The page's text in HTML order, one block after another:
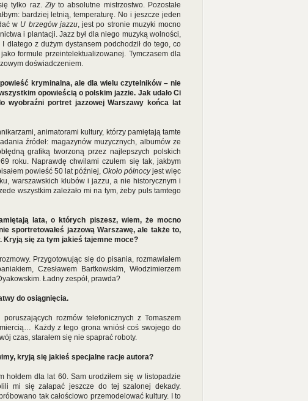
się tylko raz.Złyto absolutne mistrzostwo. Pozostałe
bardziej letnią, temperaturę. No i jeszcze jeden
w U brzegów jazzu, jest po stronie muzyki mocno
i plantacji. Jazz był dla niego muzyką wolności,
dlatego z dużym dystansem podchodził do tego, co
formule przeintelektualizowanej. Tymczasem dla
doświadczeniem.
kryminalna, ale dla wielu czytelników – nie
opowieścią o polskim jazzie. Jak udało Ci
wyobraźni portret jazzowej Warszawy końca lat
animatorami kultury, którzy pamiętają tamte
źródeł: magazynów muzycznych, albumów ze
grafiką tworzoną przez najlepszych polskich
roku. Naprawdę chwilami czułem się tak, jakbym
powieść 50 lat później, Około północyjest więc
warszawskich klubów i jazzu, a nie historycznym i
wszystkim zależało mi na tym, żeby puls tamtego
lata, o których piszesz, wiem, że mocno
sportretowałeś jazzową Warszawę, ale także to,
Kryją się za tym jakieś tajemne moce?
Przygotowując się do pisania, rozmawiałem
Czesławem Bartkowskim, Włodzimierzem
Ładny zespół, prawda?
do osiągnięcia.
rozmów telefonicznych z Tomaszem
Każdy z tego grona wniósł coś swojego do
czas, starałem się nie spaprać roboty.
kryją się jakieś specjalne racje autora?
hołdem dla lat 60. Sam urodziłem się w listopadzie
mi się załapać jeszcze do tej szalonej dekady.
tak całościowo przemodelować kultury. I to